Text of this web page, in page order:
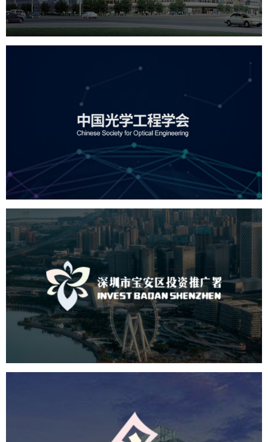
中国光学工程学会
机构组织 国企 品牌官网 网站建设 网站设计
深圳市宝安区投资推广署
机构组织 国企 品牌官网 网站建设 网站设计
北京出版集团